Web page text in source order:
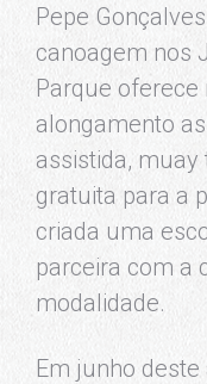
Pepe
canoagem nos
Parque
alongamento
assistida,
gratuita para a
criada uma
parceira com a
modalidade.
Em junho